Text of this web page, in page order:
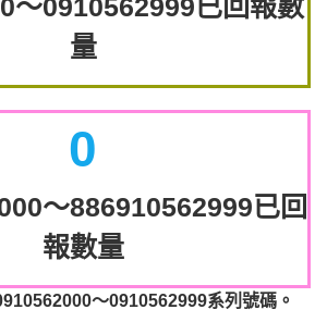
～0910562999已回報數
量
0
～886910562999已回
報數量
～0910562999系列號碼。